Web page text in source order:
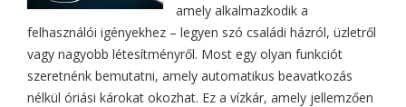
amely alkalmazkodik a
felhasználói igényekhez – legyen szó családi házról, üzletről
vagy nagyobb létesítményről. Most egy olyan funkciót
szeretnénk bemutatni, amely automatikus beavatkozás
nélkül óriási károkat okozhat. Ez a vízkár, amely jellemzően